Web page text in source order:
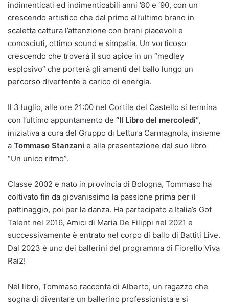
indimenticati ed indimenticabili anni ’80 e ‘90, con un
crescendo artistico che dal primo all’ultimo brano in
scaletta cattura l’attenzione con brani piacevoli e
conosciuti, ottimo sound e simpatia. Un vorticoso
crescendo che troverà il suo apice in un “medley
esplosivo” che porterà gli amanti del ballo lungo un
percorso divertente e carico di energia.
Il 3 luglio, alle ore 21:00 nel Cortile del Castello si termina
con l’ultimo appuntamento de “Il Libro del mercoledì”,
iniziativa a cura del Gruppo di Lettura Carmagnola, insieme
a Tommaso Stanzani e alla presentazione del suo libro
“Un unico ritmo”.
Classe 2002 e nato in provincia di Bologna, Tommaso ha
coltivato fin da giovanissimo la passione prima per il
pattinaggio, poi per la danza. Ha partecipato a Italia’s Got
Talent nel 2016, Amici di Maria De Filippi nel 2021 e
successivamente è entrato nel corpo di ballo di Battiti Live.
Dal 2023 è uno dei ballerini del programma di Fiorello Viva
Rai2!
Nel libro, Tommaso racconta di Alberto, un ragazzo che
sogna di diventare un ballerino professionista e si